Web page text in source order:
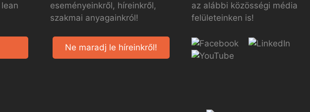
eseményeinkről, híreinkről,
szakmai anyagainkról!
Ne maradj le híreinkről!
az alábbi közösségi média
felületeinken is!